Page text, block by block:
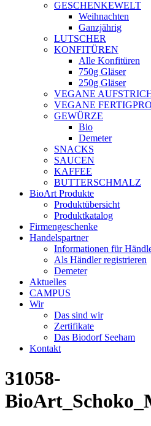
GESCHENKEWELT
Weihnachten
Ganzjährig
LUTSCHER
KONFITÜREN
Alle Konfitüren
750g Gläser
250g Gläser
VEGANE
VEGANE
GEWÜRZE
Bio
Demeter
SNACKS
SAUCEN
KAFFEE
BUTTERSCHMALZ
BioArt Produkte
Produktübersicht
Produktkatalog
Firmengeschenke
Handelspartner
Informationen für
Als Händler registrieren
Demeter
Aktuelles
CAMPUS
Wir
Das sind wir
Zertifikate
Das Biodorf Seeham
Kontakt
31058-